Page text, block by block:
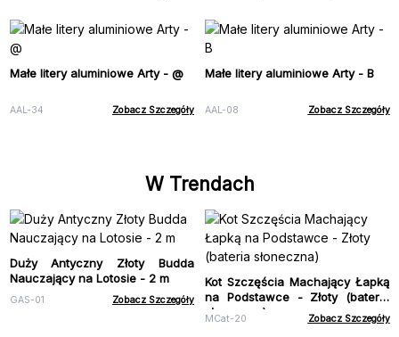
Małe litery aluminiowe Arty - @
AAL-34 Zobacz Szczegóły
Małe litery aluminiowe Arty - B
AAL-08 Zobacz Szczegóły
W Trendach
Duży Antyczny Złoty Budda
Nauczający na Lotosie - 2 m
GAS-01 Zobacz Szczegóły
Kot Szczęścia Machający Łapką
na Podstawce - Złoty (bateria
słoneczna)
MCat-20 Zobacz Szczegóły